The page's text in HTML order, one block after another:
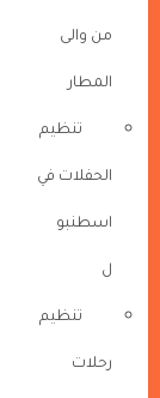
من والى
المطار
تنظيم
الحفلات في
اسطنبو
ل
تنظيم
رحلات